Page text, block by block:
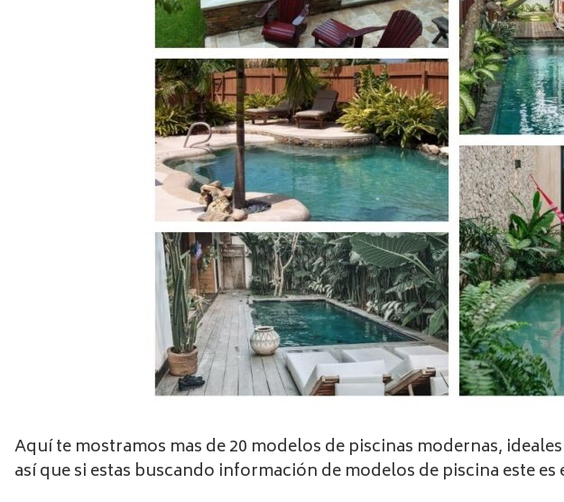
Aquí te mostramos mas de 20 modelos de piscinas modernas,
así que si estas buscando información de modelos de piscina este